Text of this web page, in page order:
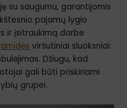
su saugumu, garantijomis
pajamų lygio
ir įsitraukimą darbe
viršutiniai sluoksniai:
Džiugu, kad
gali būti priskiriami
grupei.